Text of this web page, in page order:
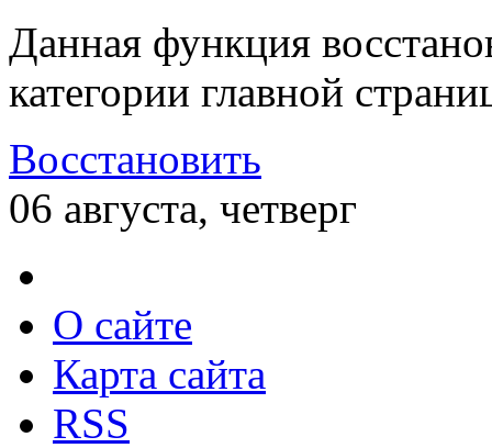
Данная функция
категории главной
Восстановить
06 августа, четверг
О сайте
Карта сайта
RSS